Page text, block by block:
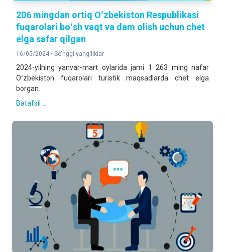
206 mingdan ortiq Oʻzbekiston Respublikasi
fuqarolari boʻsh vaqt va dam olish uchun chet
elga safar qilgan
16/05/2024 • So'nggi yangiliklar
2024-yilning yanvar-mart oylarida jami 1 263 ming nafar
Oʻzbekiston fuqarolari turistik maqsadlarda chet elga
borgan.
Batafsil ...